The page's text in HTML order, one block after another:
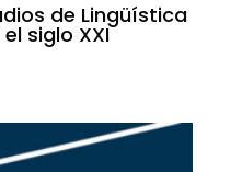
de Lingüística
siglo XXI